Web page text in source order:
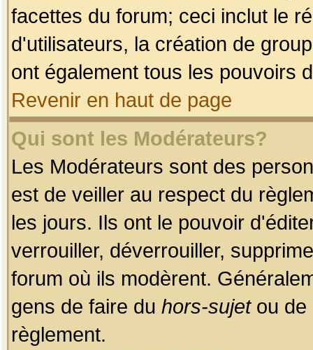
facettes du forum; ceci inclut le
d'utilisateurs, la création de
ont également tous les pouvoirs
Revenir en haut de page
Qui sont les Modérateurs?
Les Modérateurs sont des
est de veiller au respect du
les jours. Ils ont le pouvoir
verrouiller, déverrouiller,
forum où ils modèrent.
gens de faire du hors-sujetou de
règlement.